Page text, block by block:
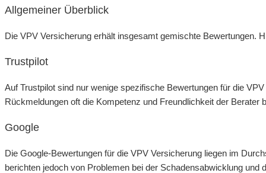
Allgemeiner Überblick
Die VPV Versicherung erhält insgesamt gemischte Bewertungen.
Trustpilot
Auf Trustpilot sind nur wenige spezifische Bewertungen für die
Rückmeldungen oft die Kompetenz und Freundlichkeit der
Google
Die Google-Bewertungen für die VPV Versicherung liegen im
berichten jedoch von Problemen bei der Schadensabwicklung und